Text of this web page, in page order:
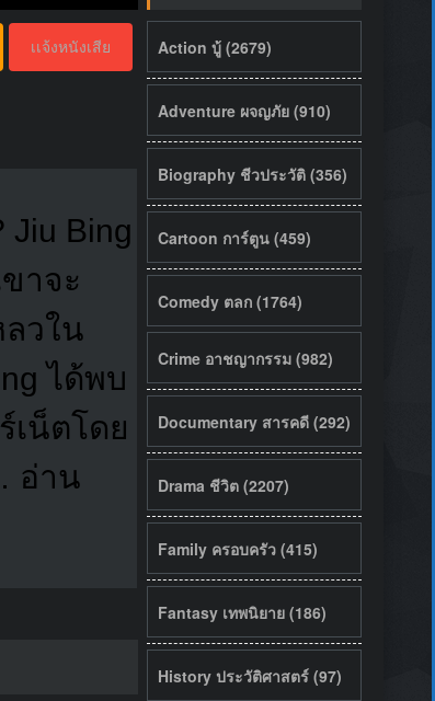
เเจ้งหนังเสีย
Bing
าจะ
วใน
ได้พบ
เน็ตโดย
อ่าน
Action บู้ (2679)
Adventure ผจญภัย (910)
Biography ชีวประวัติ (356)
Cartoon การ์ตูน (459)
Comedy ตลก (1764)
Crime อาชญากรรม (982)
Documentary สารคดี (292)
Drama ชีวิต (2207)
Family ครอบครัว (415)
Fantasy เทพนิยาย (186)
History ประวัติศาสตร์ (97)